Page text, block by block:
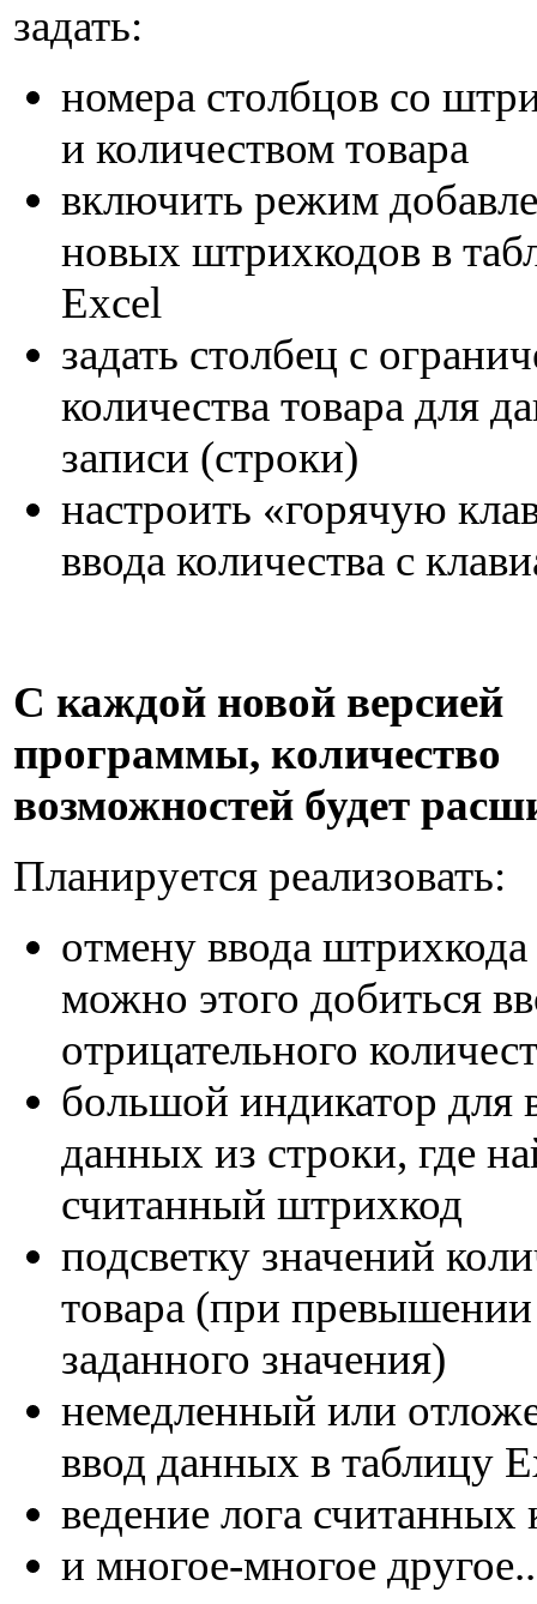
задать:
номера столбцов со
и количеством товара
включить режим
новых штрихкодов в
Excel
задать столбец с
количества товара для
записи (строки)
настроить «горячую
ввода количества с
С каждой новой версией
программы, количество
возможностей будет
Планируется реализовать:
отмену ввода штрихкода
можно этого добиться
отрицательного
большой индикатор для
данных из строки, где
считанный штрихкод
подсветку значений
товара (при превышении
заданного значения)
немедленный или
ввод данных в таблицу
ведение лога считанных
и многое-многое